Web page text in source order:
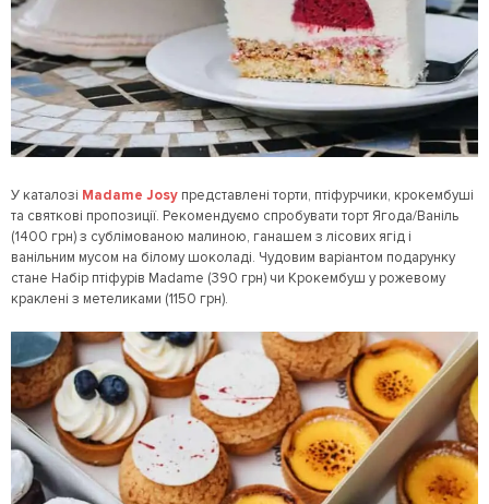
У каталозі Madame Josy представлені торти, птіфурчики, крокембуші
та святкові пропозиції. Рекомендуємо спробувати торт Ягода/Ваніль
(1400 грн) з сублімованою малиною, ганашем з лісових ягід і
ванільним мусом на білому шоколаді. Чудовим варіантом подарунку
стане Набір птіфурів Madame (390 грн) чи Крокембуш у рожевому
краклені з метеликами (1150 грн).